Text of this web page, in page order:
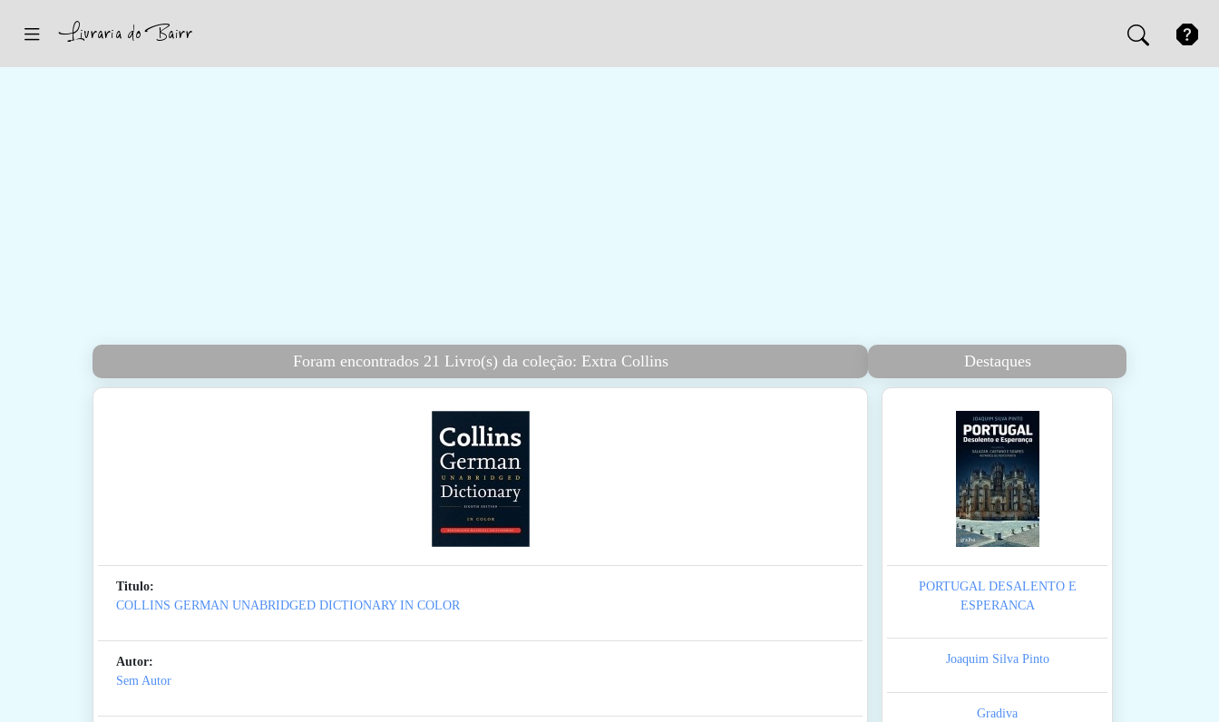
Foram encontrados 21 Livro(s) da coleção: Extra Collins
Titulo:
COLLINS GERMAN UNABRIDGED DICTIONARY IN COLOR
Autor:
Sem Autor
Destaques
PORTUGAL DESALENTO E
ESPERANCA
Joaquim Silva Pinto
Gradiva